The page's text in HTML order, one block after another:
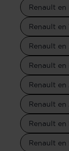
Renault en
Renault en
Renault en
Renault en
Renault
Renault en
Renault en
Renault en